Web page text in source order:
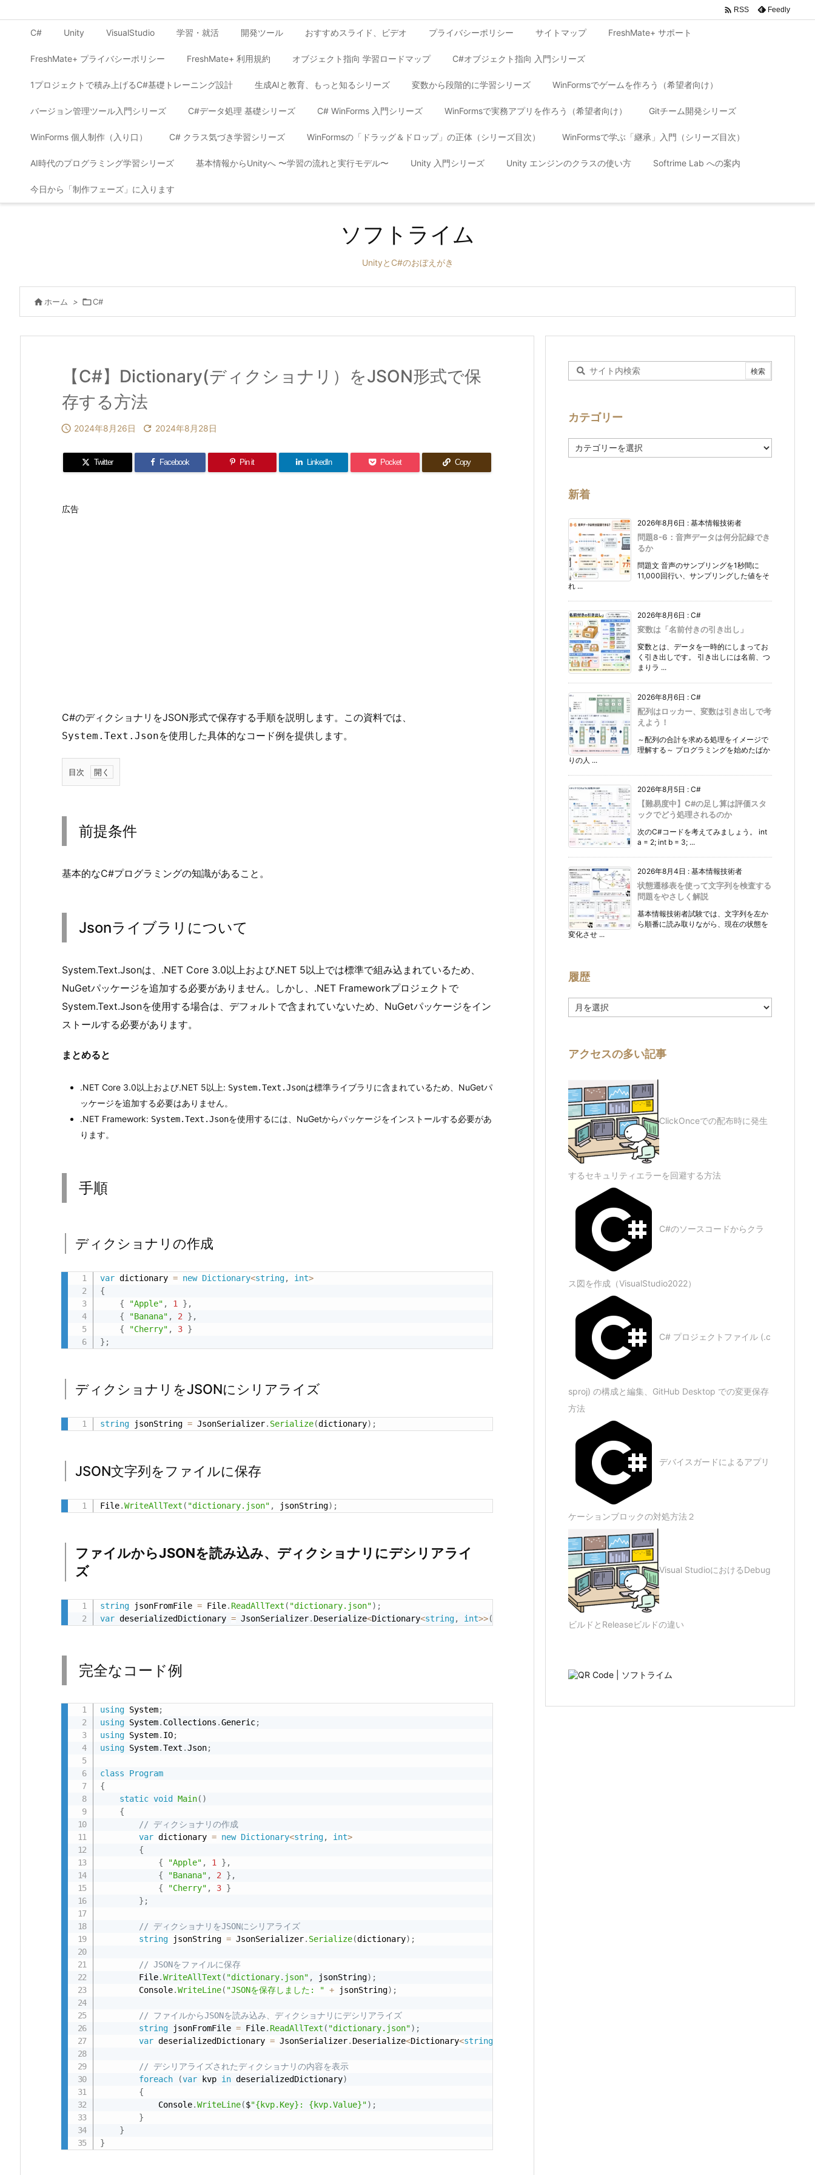
C# Unity VisualStudio 学習・就活 開発ツール おすすめスライド、ビデオ プライバシーポリシー サイトマップ FreshMate+ サポート
FreshMate+ プライバシーポリシー FreshMate+ 利用規約 オブジェクト指向 学習ロードマップ C#オブジェクト指向 入門シリーズ
1プロジェクトで積み上げるC#基礎トレーニング設計 生成AIと教育、もっと知るシリーズ 変数から段階的に学習シリーズ WinFormsでゲームを作ろう（希望者向け）
バージョン管理ツール入門シリーズ C#データ処理 基礎シリーズ C# WinForms 入門シリーズ WinFormsで実務アプリを作ろう（希望者向け） Gitチーム開発シリーズ
WinForms 個人制作（入り口） C# クラス気づき学習シリーズ WinFormsの「ドラッグ＆ドロップ」の正体（シリーズ目次） WinFormsで学ぶ「継承」入門（シリーズ目次）
AI時代のプログラミング学習シリーズ 基本情報からUnityへ 〜学習の流れと実行モデル〜 Unity 入門シリーズ Unity エンジンのクラスの使い方 Softrime Lab への案内
今日から「制作フェーズ」に入ります
 RSS Feedly
ソフトライム
UnityとC#のおぼえがき
 ホーム > C#
【C#】Dictionary(ディクショナリ）をJSON形式で保
存する方法
 2024年8月26日  2024年8月28日
Twitter Facebook Pin it LinkedIn Pocket Copy
広告
C#のディクショナリをJSON形式で保存する手順を説明します。この資料では、
System.Text.Jsonを使用した具体的なコード例を提供します。
目次
1.
条
2.
n
ラ
リ
に
い
3.
手
順
3.
ィ
の
成
3.
2.
ョ
を
S
に
シ
ア
3.
S
文
字
を
フ
ァ
イ
に
保
3.
4.
フ
ル
か
J
S
O
N
読
前提条件
基本的なC#プログラミングの知識があること。
Jsonライブラリについて
System.Text.Jsonは、.NET Core 3.0以上および.NET 5以上では標準で組み込まれているため、
NuGetパッケージを追加する必要がありません。しかし、.NET Frameworkプロジェクトで
System.Text.Jsonを使用する場合は、デフォルトで含まれていないため、NuGetパッケージをイン
ストールする必要があります。
まとめると
.NET Core 3.0以上および.NET 5以上: System.Text.Jsonは標準ライブラリに含まれているため、NuGetパ
ッケージを追加する必要はありません。
.NET Framework: System.Text.Jsonを使用するには、NuGetからパッケージをインストールする必要があ
ります。
手順
ディクショナリの作成
var dictionary = new Dictionary<string, int>
{
{
"Apple" , 1 } ,
{
"Banana" , 2 } ,
{
"Cherry" , 3 }
} ;
ディクショナリをJSONにシリアライズ
string jsonString = JsonSerializer. Serialize(dictionary) ;
JSON文字列をファイルに保存
File.WriteAllText ( "dictionary.json" , jsonString) ;
ファイルからJSONを読み込み、ディクショナリにデシリアライ
ズ
string jsonFromFile = File. ReadAllText ( "dictionary.json") ;
var deserializedDictionary = JsonSerializer. Deserialize<Dictionary<string, int>>(
完全なコード例
using System;
using System. Collections .Generic;
using System. IO;
using System.Text .Json;
class
Program
{
static void Main( )
{
// ディクショナリの作成
var dictionary = new Dictionary<string, int>
{
{
"Apple" , 1 } ,
{
"Banana" , 2 } ,
{
"Cherry" , 3 }
} ;
// ディクショナリをJSONにシリアライズ
string jsonString = JsonSerializer. Serialize(dictionary) ;
// JSONをファイルに保存
        File
.WriteAllText ( "dictionary.json" , jsonString) ;
        Console
.WriteLine( "JSONを保存しました: " + jsonString) ;
// ファイルからJSONを読み込み、ディクショナリにデシリアライズ
string jsonFromFile = File. ReadAllText ( "dictionary.json") ;
var deserializedDictionary = JsonSerializer. Deserialize<Dictionary<string
// デシリアライズされたディクショナリの内容を表示
foreach
(var kvp in deserializedDictionary)
{
            Console
.WriteLine($"{kvp.Key}: {kvp.Value}") ;
}
}
}
カテゴリー
テ
ー
新着
2026年8月6日 : 基本情報技術者
問題8-6：音声データは何分記録でき
るか
問題文 音声のサンプリングを1秒間に
11,000回行い、サンプリングした値をそ
れ ...
2026年8月6日 : C#
変数は「名前付きの引き出し」
変数とは、データを一時的にしまってお
く引き出しです。 引き出しには名前、つ
まりラ ...
2026年8月6日 : C#
配列はロッカー、変数は引き出しで考
えよう！
～配列の合計を求める処理をイメージで
理解する～ プログラミングを始めたばか
りの人 ...
2026年8月5日 : C#
【難易度中】C#の足し算は評価スタ
ックでどう処理されるのか
次のC#コードを考えてみましょう。 int
a = 2; int b = 3; ...
2026年8月4日 : 基本情報技術者
状態遷移表を使って文字列を検査する
問題をやさしく解説
基本情報技術者試験では、文字列を左か
ら順番に読み取りながら、現在の状態を
変化させ ...
履歴
歴
アクセスの多い記事
ClickOnceでの配布時に発生
するセキュリティエラーを回避する方法
C#のソースコードからクラ
ス図を作成（VisualStudio2022）
C# プロジェクトファイル (.c
sproj) の構成と編集、GitHub Desktop での変更保存
方法
デバイスガードによるアプリ
ケーションブロックの対処方法２
Visual StudioにおけるDebug
ビルドとReleaseビルドの違い